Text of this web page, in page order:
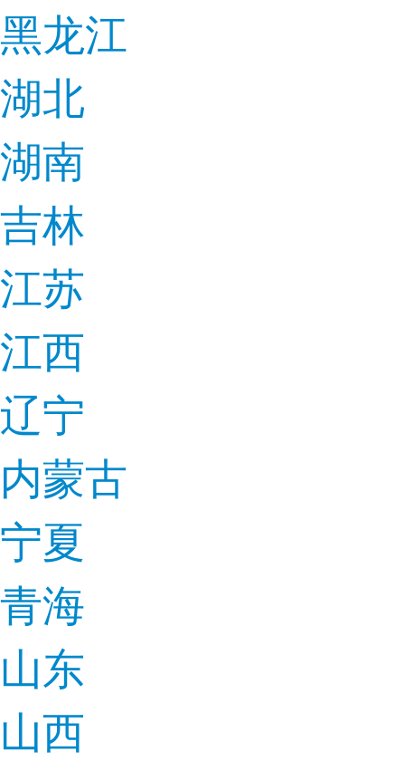
黑龙江
湖北
湖南
吉林
江苏
江西
辽宁
内蒙古
宁夏
青海
山东
山西